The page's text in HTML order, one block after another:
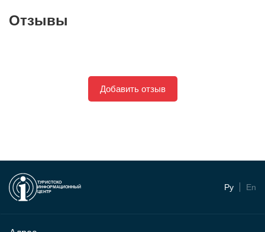
Отзывы
Добавить отзыв
ТУРИСТСКО
ИНФОРМАЦИОННЫЙ
ЦЕНТР
Ру En